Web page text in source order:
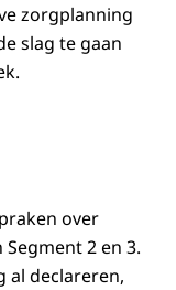
zorgplanning
slag te gaan
over
2 en 3.
al declareren,